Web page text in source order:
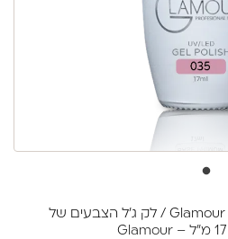
/ לק ג'ל הצבעים של